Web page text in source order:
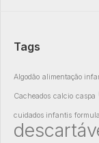
Tags
Algodão alimentação
Cacheados calcio caspa
cuidados infantis